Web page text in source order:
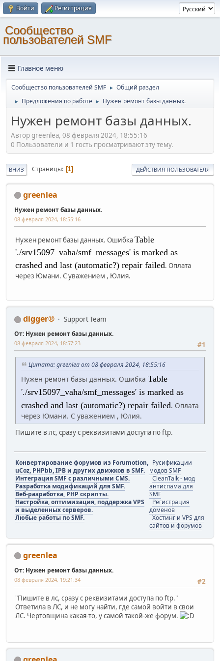
Войти Регистрация
Cообщество
пользователей SMF
Главное меню
Cообщество пользователей SMF ► Общий раздел
► Предложения по работе ► Нужен ремонт базы данных.
Нужен ремонт базы данных.
Автор greenlea, 08 февраля 2024, 18:55:16
0 Пользователи и 1 гость просматривают эту тему.
ВНИЗ Страницы 1 ДЕЙСТВИЯ ПОЛЬЗОВАТЕЛЯ
greenlea
Нужен ремонт базы данных.
08 февраля 2024, 18:55:16
Нужен ремонт базы данных. ОшибкаTable
'./srv15097_vaha/smf_messages' is marked as
crashed and last (automatic?) repair failed. Оплата
через Юмани. С уважением , Юлия.
digger® Support Team
От: Нужен ремонт базы данных.
#1
08 февраля 2024, 18:57:23
Цитата: greenlea от 08 февраля 2024, 18:55:16
Нужен ремонт базы данных. Ошибка Table
'./srv15097_vaha/smf_messages' is marked as
crashed and last (automatic?) repair failed. Оплата
через Юмани. С уважением , Юлия.
Пишите в лс, сразу с реквизитами доступа по ftp.
Конвертирование форумов из Forumotion,
uCoz, PHPbb, IPB и других движков в SMF.
Интеграция SMF с различными CMS.
Разработка модификаций для SMF.
Веб-разработка, PHP скрипты.
Настройка, оптимизация, поддержка VPS
и выделенных серверов.
Любые работы по SMF.
Русификации
модов SMF
CleanTalk - мод
антиспама для
SMF
Регистрация
доменов
Хостинг и VPS для
сайтов и форумов
greenlea
От: Нужен ремонт базы данных.
#2
08 февраля 2024, 19:21:34
"Пишите в лс, сразу с реквизитами доступа по ftp."
Ответила в ЛС, и не могу найти, где самой войти в свои
ЛС. Чертовщина какая-то, у самой такой-же форум.